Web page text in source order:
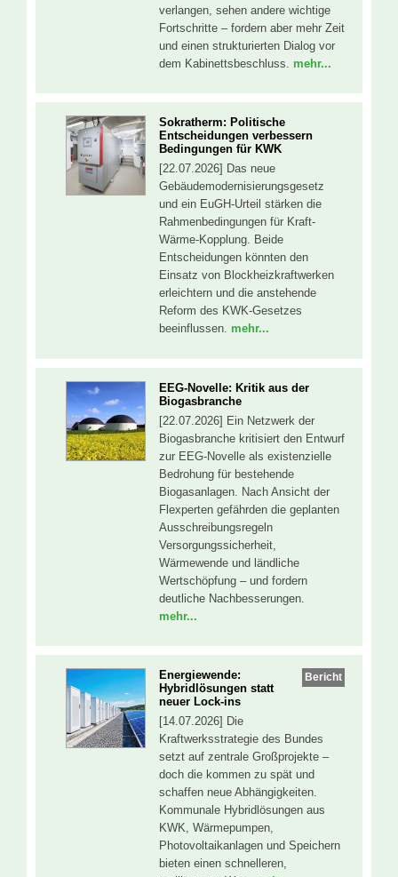
verlangen, sehen andere wichtige
Fortschritte – fordern aber mehr Zeit
und einen strukturierten Dialog vor
dem Kabinettsbeschluss. mehr...
Sokratherm: Politische
Entscheidungen verbessern
Bedingungen für KWK
[22.07.2026] Das neue
Gebäudemodernisierungsgesetz
und ein EuGH-Urteil stärken die
Rahmenbedingungen für Kraft-
Wärme-Kopplung. Beide
Entscheidungen könnten den
Einsatz von Blockheizkraftwerken
erleichtern und die anstehende
Reform des KWK-Gesetzes
beeinflussen. mehr...
EEG-Novelle: Kritik aus der
Biogasbranche
[22.07.2026] Ein Netzwerk der
Biogasbranche kritisiert den Entwurf
zur EEG-Novelle als existenzielle
Bedrohung für bestehende
Biogasanlagen. Nach Ansicht der
Flexperten gefährden die geplanten
Ausschreibungsregeln
Versorgungssicherheit,
Wärmewende und ländliche
Wertschöpfung – und fordern
deutliche Nachbesserungen.
mehr...
Bericht
Energiewende:
Hybridlösungen statt
neuer Lock-ins
[14.07.2026] Die
Kraftwerksstrategie des Bundes
setzt auf zentrale Großprojekte –
doch die kommen zu spät und
schaffen neue Abhängigkeiten.
Kommunale Hybridlösungen aus
KWK, Wärmepumpen,
Photovoltaikanlagen und Speichern
bieten einen schnelleren,